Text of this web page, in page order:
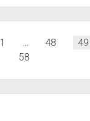
Sohbet
1 … 48 49
58